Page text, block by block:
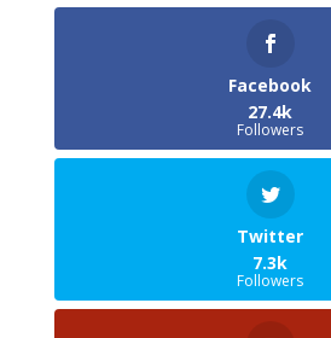
Facebook
27.4k
Followers
Twitter
7.3k
Followers